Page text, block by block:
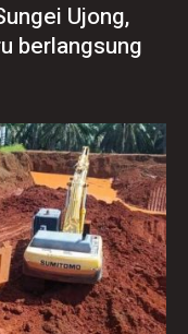
Ujong,
berlangsung